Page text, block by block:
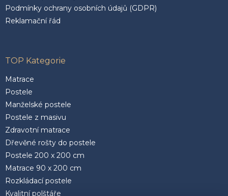
Podmínky ochrany osobních údajů (GDPR)
Reklamační řád
TOP Kategorie
Matrace
Postele
Manželské postele
Postele z masivu
Zdravotní matrace
Dřevěné rošty do postele
Postele 200 x 200 cm
Matrace 90 x 200 cm
Rozkládací postele
Kvalitní polštáře